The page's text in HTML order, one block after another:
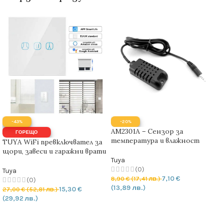
-43%
ГОРЕЩО
TUYA WiFi превключвател за
щори, завеси и гаражни врати
Tuya
(0)
27,00€(52,81 лв.)15,30€
(29,92 лв.)
-20%
AM2301A – Сензор за
температура и влажност
Tuya
(0)
8,90€(17,41 лв.)7,10€
(13,89 лв.)